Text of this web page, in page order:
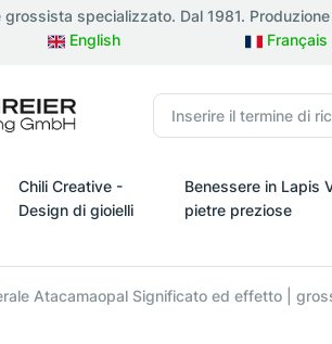
specializzato. Dal 1981.
English Français
Chili Creative -
Design di gioielli
Benessere in Lapis
pietre preziose
Atacamaopal Significato ed effetto |